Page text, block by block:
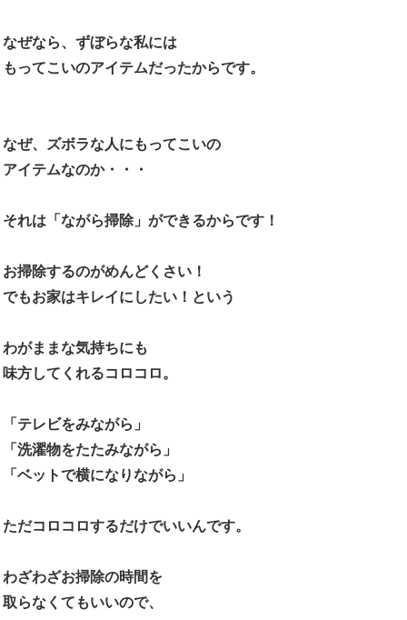
なぜなら、ずぼらな私には
もってこいのアイテムだったからです。
なぜ、ズボラな人にもってこいの
アイテムなのか・・・
それは「ながら掃除」ができるからです！
お掃除するのがめんどくさい！
でもお家はキレイにしたい！という
わがままな気持ちにも
味方してくれるコロコロ。
「テレビをみながら」
「洗濯物をたたみながら」
「ベットで横になりながら」
ただコロコロするだけでいいんです。
わざわざお掃除の時間を
取らなくてもいいので、